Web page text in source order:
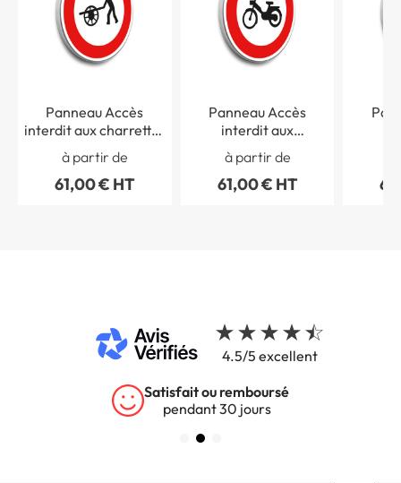
Panneau Accès
interdit aux charrettes
à bras - B9e
à partir de
61,00 € HT
Panneau Accès
interdit aux
cyclomoteurs - B9g
à partir de
61,00 € HT
4.5/5 excellent
Satisfait ou remboursé
pendant 30 jours